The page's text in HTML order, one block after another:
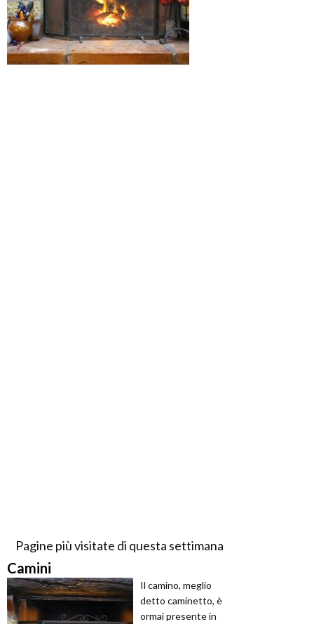
Pagine più visitate di questa settimana
Camini
Il camino, meglio
detto caminetto, è
ormai presente in